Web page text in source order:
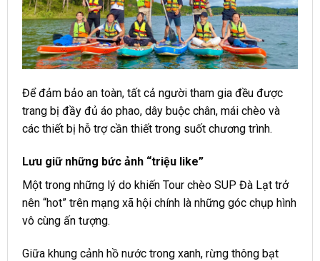
Để đảm bảo an toàn, tất cả người tham gia đều được
trang bị đầy đủ áo phao, dây buộc chân, mái chèo và
các thiết bị hỗ trợ cần thiết trong suốt chương trình.
Lưu giữ những bức ảnh “triệu like”
Một trong những lý do khiến Tour chèo SUP Đà Lạt trở
nên “hot” trên mạng xã hội chính là những góc chụp hình
vô cùng ấn tượng.
Giữa khung cảnh hồ nước trong xanh, rừng thông bạt